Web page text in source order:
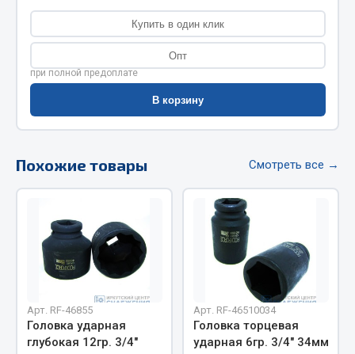
Фитинги
Штуцеры
Весь раздел
Автомобильный инструмент
Измерительный инструмент
Режущий инструмент
Силовое оборудование
Слесарный инструмент
Столярный инструмент
Показать ещё
Купить в один клик
Опт
при полной предоплате
В корзину
Похожие товары Смотреть все →
Арт. RF-46855
Головка ударная
глубокая 12гр. 3/4"
Арт. RF-46510034
Головка торцевая
ударная 6гр. 3/4" 34мм